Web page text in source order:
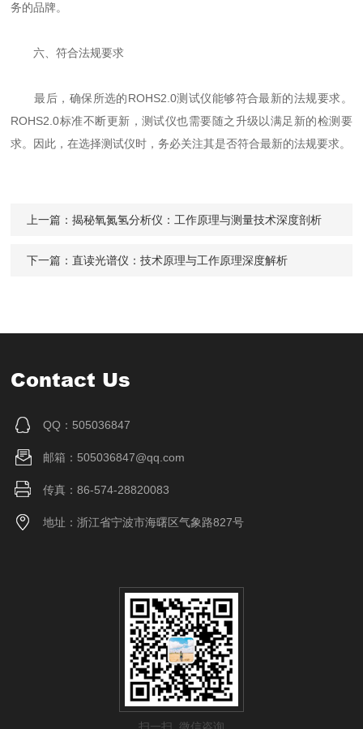
务的品牌。
六、符合法规要求
最后，确保所选的ROHS2.0测试仪能够符合最新的法规要求。
ROHS2.0标准不断更新，测试仪也需要随之升级以满足新的检测要
求。因此，在选择测试仪时，务必关注其是否符合最新的法规要求。
上一篇：揭秘氧氮氢分析仪：工作原理与测量技术深度剖析
下一篇：直读光谱仪：技术原理与工作原理深度解析
Contact Us
QQ：505036847
邮箱：505036847@qq.com
传真：86-574-28820083
地址：浙江省宁波市海曙区气象路827号